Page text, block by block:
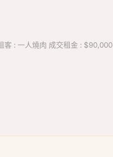
客 : 一人燒肉 成交租金 : $90,000